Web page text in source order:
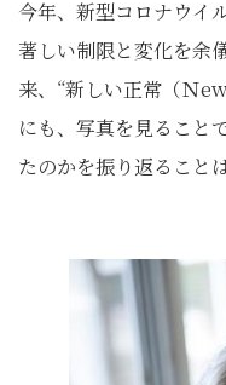
今年、新型コロナウイ
著しい制限と変化を余
来、“新しい正常（Ｎ
にも、写真を見ること
たのかを振り返ること